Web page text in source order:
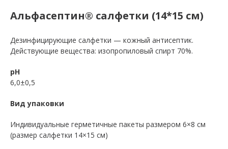
Альфасептин® салфетки (14*15 см)
Дезинфицирующие салфетки — кожный антисептик.
Действующие вещества: изопропиловый спирт 70%.
pH
6,0±0,5
Вид упаковки
Индивидуальные герметичные пакеты размером 6×8 см
(размер салфетки 14×15 см)